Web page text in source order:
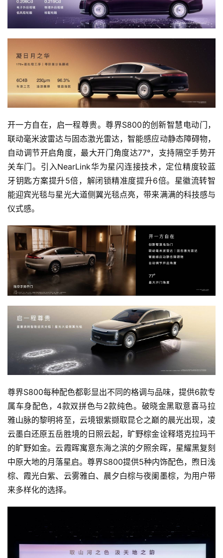
开一方自在，启一程尊贵。尊界S800的创新智慧电动门，
联动毫米波雷达与固态激光雷达，智能感应动静态障碍物，
自动调节开启角度，最大开门角度达77°，支持隔空手势开
关车门。引入NearLink华为星闪连接技术，定位精度较蓝
牙钥匙方案提升5倍，解闭锁精准度提升6倍。星徽流转智
能迎宾光毯与星光大道侧翼光毯点亮，带来满满的科技感与
仪式感。
尊界S800每种配色都彰显出不同的格调与品味，提供6款专
属车身配色，4款双拼色与2款纯色。破晓金黑取意喜马拉
雅山脉的黎明将至，云境银紫撷取昆仑之巅的晨光出现，凌
云墨白还原五岳胜境的日照云起，旷野棕金诠释塔克拉玛干
的旷野如金。云霞晖寓意东海之滨的夕照余晖，星耀黑复刻
中原大地的月落星启。尊界S800提供5种内饰配色，煦日浅
棕、霞光白紫、云雾雅白、晨夕白棕与夜阑墨棕，为用户带
来多样化的选择。